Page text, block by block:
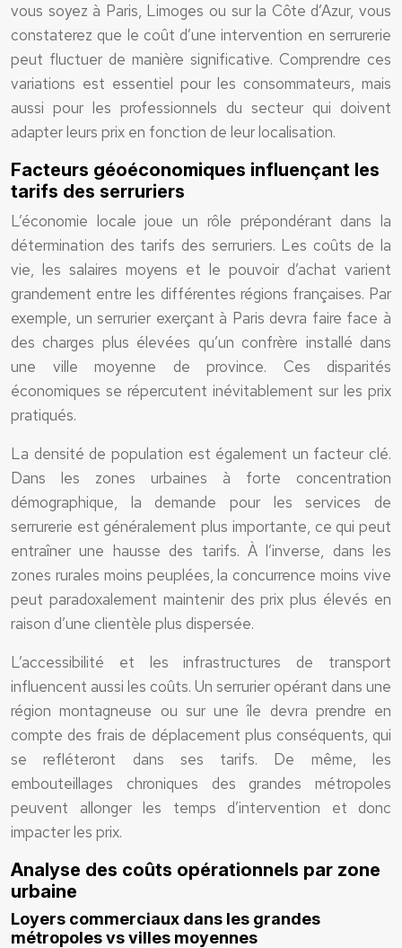
vous soyez à Paris, Limoges ou sur la Côte d’Azur, vous
constaterez que le coût d’une intervention en serrurerie
peut fluctuer de manière significative. Comprendre ces
variations est essentiel pour les consommateurs, mais
aussi pour les professionnels du secteur qui doivent
adapter leurs prix en fonction de leur localisation.
Facteurs géoéconomiques influençant les
tarifs des serruriers
L’économie locale joue un rôle prépondérant dans la
détermination des tarifs des serruriers. Les coûts de la
vie, les salaires moyens et le pouvoir d’achat varient
grandement entre les différentes régions françaises. Par
exemple, un serrurier exerçant à Paris devra faire face à
des charges plus élevées qu’un confrère installé dans
une ville moyenne de province. Ces disparités
économiques se répercutent inévitablement sur les prix
pratiqués.
La densité de population est également un facteur clé.
Dans les zones urbaines à forte concentration
démographique, la demande pour les services de
serrurerie est généralement plus importante, ce qui peut
entraîner une hausse des tarifs. À l’inverse, dans les
zones rurales moins peuplées, la concurrence moins vive
peut paradoxalement maintenir des prix plus élevés en
raison d’une clientèle plus dispersée.
L’accessibilité et les infrastructures de transport
influencent aussi les coûts. Un serrurier opérant dans une
région montagneuse ou sur une île devra prendre en
compte des frais de déplacement plus conséquents, qui
se refléteront dans ses tarifs. De même, les
embouteillages chroniques des grandes métropoles
peuvent allonger les temps d’intervention et donc
impacter les prix.
Analyse des coûts opérationnels par zone
urbaine
Loyers commerciaux dans les grandes
métropoles vs villes moyennes